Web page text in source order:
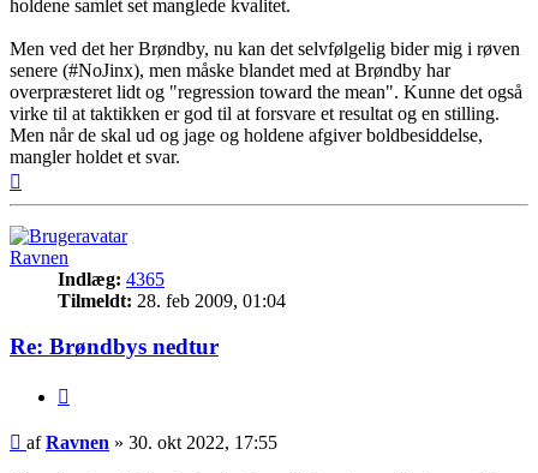
holdene samlet set manglede kvalitet.
Men ved det her Brøndby, nu kan det selvfølgelig bider mig i røven
senere (#NoJinx), men måske blandet med at Brøndby har
overpræsteret lidt og "regression toward the mean". Kunne det også
virke til at taktikken er god til at forsvare et resultat og en stilling.
Men når de skal ud og jage og holdene afgiver boldbesiddelse,
mangler holdet et svar.
Ravnen
Indlæg: 4365
Tilmeldt: 28. feb 2009, 01:04
Re: Brøndbys nedtur
Indlæg
afRavnen » 30. okt 2022, 17:55